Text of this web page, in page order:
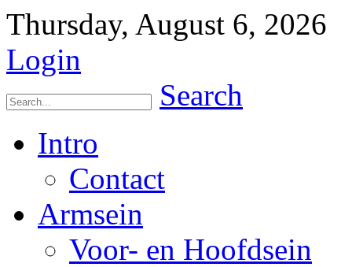
Thursday, August 6, 2026
Login
Search
Intro
Contact
Armsein
Voor- en Hoofdsein